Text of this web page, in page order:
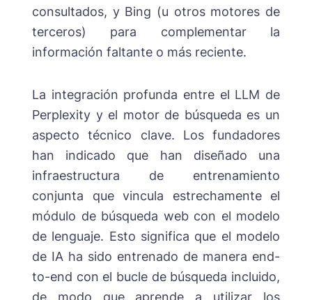
consultados, y Bing (u otros motores de
terceros) para complementar la
información faltante o más reciente.
La integración profunda entre el LLM de
Perplexity y el motor de búsqueda es un
aspecto técnico clave. Los fundadores
han indicado que han diseñado una
infraestructura de entrenamiento
conjunta que vincula estrechamente el
módulo de búsqueda web con el modelo
de lenguaje. Esto significa que el modelo
de IA ha sido entrenado de manera end-
to-end con el bucle de búsqueda incluido,
de modo que aprende a utilizar los